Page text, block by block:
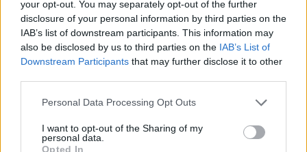
your opt-out. You may separately opt-out of the further
disclosure of your personal information by third parties on the
IAB’s list of downstream participants. This information may
also be disclosed by us to third parties on the IAB’s List of
Downstream Participants that may further disclose it to other
Personal Data Processing Opt Outs
I want to opt-out of the Sharing of my
personal data.
Opted In
Kisojen rumin taklaus? Jaroslav
Chmelar sai ulosajon
Seuraava artikkeli
Nuoret Leijonat Slovakian
kimppuun – muuttuneilla